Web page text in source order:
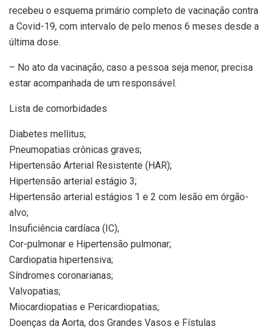
recebeu o esquema primário completo de vacinação contra
a Covid-19, com intervalo de pelo menos 6 meses desde a
última dose.
– No ato da vacinação, caso a pessoa seja menor, precisa
estar acompanhada de um responsável.
Lista de comorbidades
Diabetes mellitus;
Pneumopatias crônicas graves;
Hipertensão Arterial Resistente (HAR);
Hipertensão arterial estágio 3;
Hipertensão arterial estágios 1 e 2 com lesão em órgão-
alvo;
Insuficiência cardíaca (IC);
Cor-pulmonar e Hipertensão pulmonar;
Cardiopatia hipertensiva;
Síndromes coronarianas;
Valvopatias;
Miocardiopatias e Pericardiopatias;
Doenças da Aorta, dos Grandes Vasos e Fístulas